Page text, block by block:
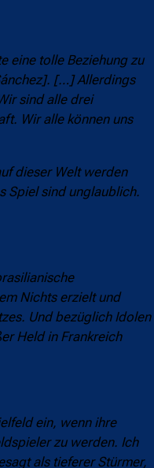
eine tolle Beziehung zu
[…] Allerdings
sind alle drei
Wir alle können uns
dieser Welt werden
Spiel sind unglaublich.
Nichts erzielt und
Und bezüglich Idolen
Held in Frankreich
ein, wenn ihre
zu werden. Ich
als tieferer Stürmer,